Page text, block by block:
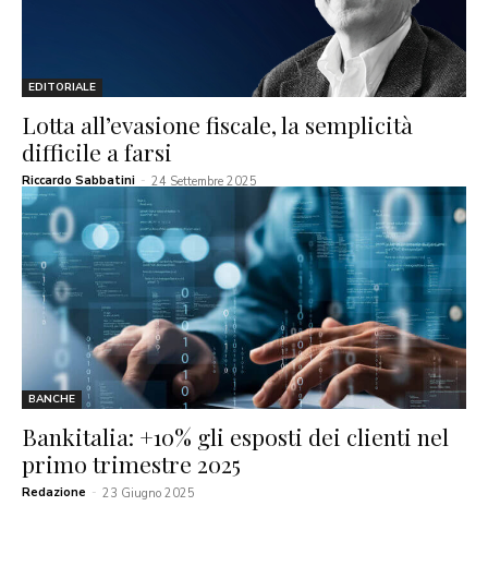
EDITORIALE
Lotta all’evasione fiscale, la semplicità
difficile a farsi
Riccardo Sabbatini - 24 Settembre 2025
BANCHE
Bankitalia: +10% gli esposti dei clienti nel
primo trimestre 2025
Redazione - 23 Giugno 2025